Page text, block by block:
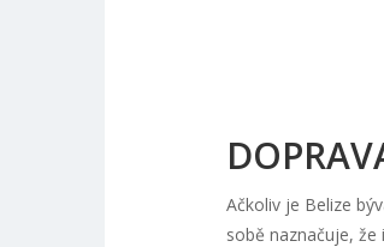
Ačkoliv je Belize
sobě naznačuje,